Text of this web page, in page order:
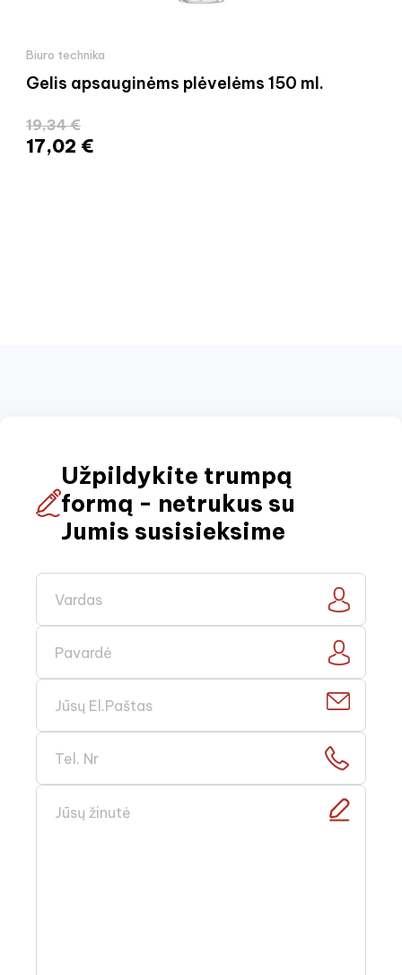
Biuro technika
Gelis apsauginėms plėvelėms 150 ml.
19,34 €
17,02 €
Užpildykite trumpą
formą - netrukus su
Jumis susisieksime